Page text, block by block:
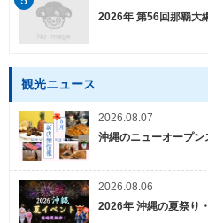
2026年 第56回那覇大
観光ニュース
2026.08.07
沖縄のニューオープン
2026.08.06
2026年 沖縄の夏祭り